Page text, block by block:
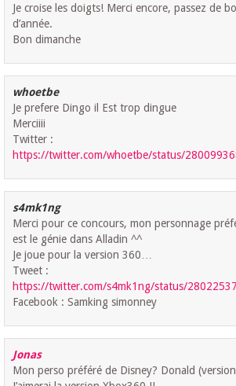
Je croise les doigts! Merci encore, passez de
d’année.
Bon dimanche
whoetbe
Je prefere Dingo il Est trop dingue
Merciiii
Twitter :
https://twitter.com/whoetbe/status/
s4mk1ng
Merci pour ce concours, mon personnage
est le génie dans Alladin ^^
Je joue pour la version 360…
Tweet :
https://twitter.com/s4mk1ng/status/
Facebook : Samking simonney
Jonas
Mon perso préféré de Disney? Donald